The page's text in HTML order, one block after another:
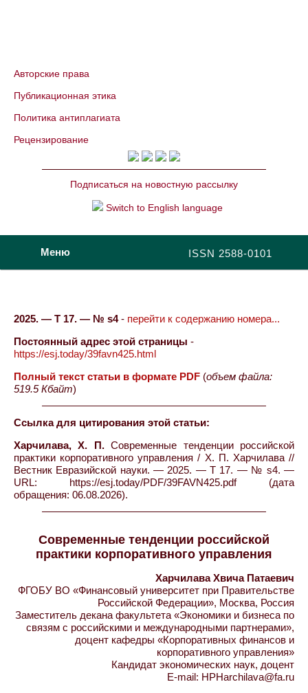
Авторские права
Публикационная этика
Политика антиплагиата
Рецензирование
Подписаться на новостную рассылку
Switch to English language
ISSN 2588-0101
Меню
2025. — Т 17. — № s4- перейти к содержанию номера...
Постоянный адрес этой страницы -
https://esj.today/39favn425.html
Полный текст статьи в формате PDF (объем файла:
519.5 Кбайт)
Ссылка для цитирования этой статьи:
Харчилава, Х. П.Современные тенденции российской
практики корпоративного управления / Х. П. Харчилава //
Вестник Евразийской науки. — 2025. — Т 17. — № s4. —
URL: https://esj.today/PDF/39FAVN425.pdf (дата
обращения: 06.08.2026).
Современные тенденции российской
практики корпоративного управления
Харчилава Хвича Патаевич
ФГОБУ ВО «Финансовый университет при Правительстве
Российской Федерации», Москва, Россия
Заместитель декана факультета «Экономики и бизнеса по
связям с российскими и международными партнерами»,
доцент кафедры «Корпоративных финансов и
корпоративного управления»
Кандидат экономических наук, доцент
E-mail: HPHarchilava@fa.ru